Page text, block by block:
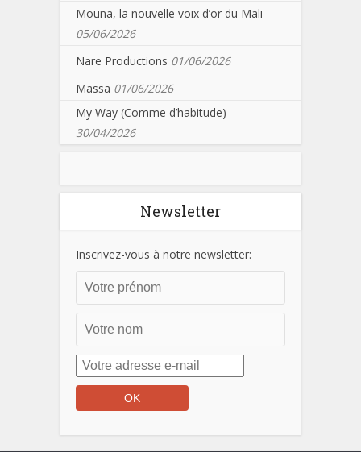
Mouna, la nouvelle voix d’or du Mali
05/06/2026
Nare Productions 01/06/2026
Massa 01/06/2026
My Way (Comme d’habitude)
30/04/2026
Newsletter
Inscrivez-vous à notre newsletter: